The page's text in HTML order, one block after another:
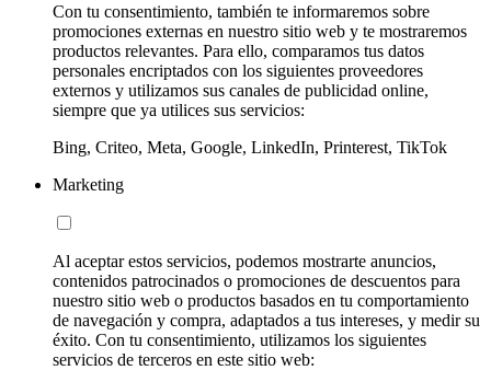
Con tu consentimiento, también te informaremos sobre
promociones externas en nuestro sitio web y te mostraremos
productos relevantes. Para ello, comparamos tus datos
personales encriptados con los siguientes proveedores
externos y utilizamos sus canales de publicidad online,
siempre que ya utilices sus servicios:
Bing, Criteo, Meta, Google, LinkedIn, Printerest, TikTok
Marketing
Al aceptar estos servicios, podemos mostrarte anuncios,
contenidos patrocinados o promociones de descuentos para
nuestro sitio web o productos basados en tu comportamiento
de navegación y compra, adaptados a tus intereses, y medir su
éxito. Con tu consentimiento, utilizamos los siguientes
servicios de terceros en este sitio web: